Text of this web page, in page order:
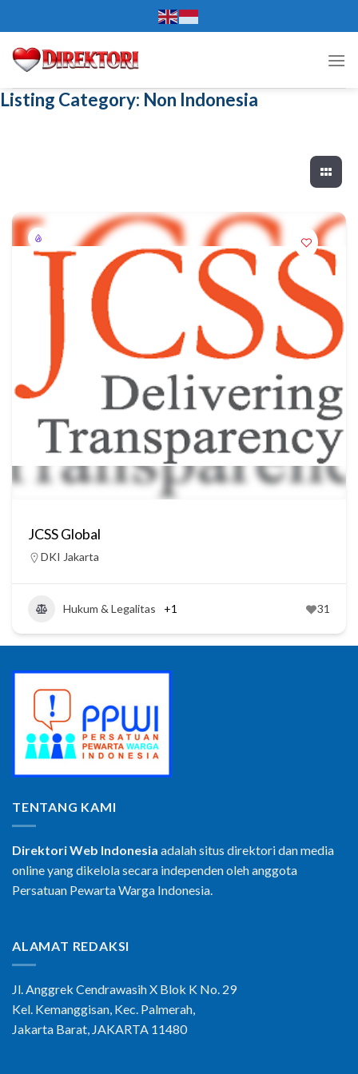
to
content
Listing Category: Non Indonesia
JCSS Global
DKI Jakarta
Hukum & Legalitas +1 31
TENTANG KAMI
Direktori Web Indonesia adalah situs direktori dan media
online yang dikelola secara independen oleh anggota
Persatuan Pewarta Warga Indonesia.
ALAMAT REDAKSI
Jl. Anggrek Cendrawasih X Blok K No. 29
Kel. Kemanggisan, Kec. Palmerah,
Jakarta Barat, JAKARTA 11480